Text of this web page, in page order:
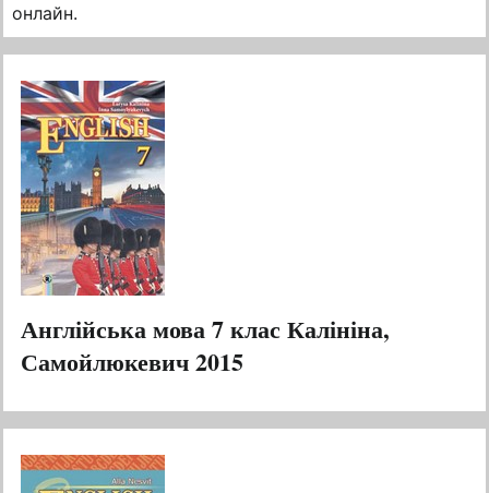
онлайн.
Англійська мова 7 клас Калініна,
Самойлюкевич 2015